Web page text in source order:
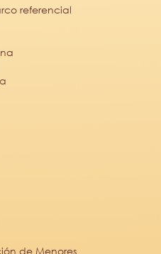
referencial
de Menores